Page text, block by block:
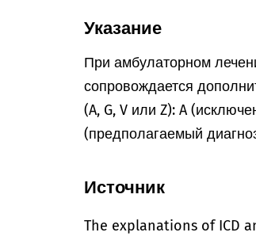
Указание
При амбулаторном
сопровождается
(A, G, V или Z): A
(предполагаемый
Источник
The explanations of ICD